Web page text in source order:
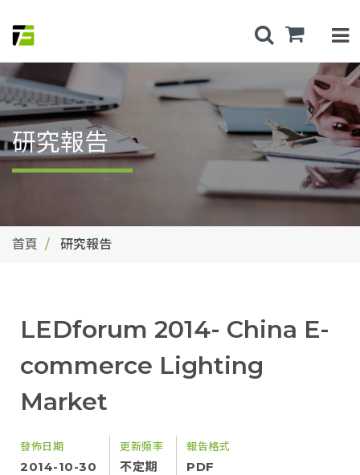
研究報告
首頁 研究報告
LEDforum 2014- China E-
commerce Lighting
Market
發佈日期
2014-10-30
更新頻率
不定期
報告格式
PDF